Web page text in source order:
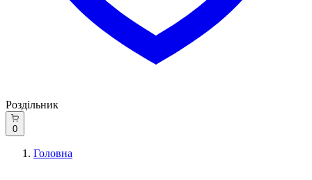
Роздільник
0
Головна